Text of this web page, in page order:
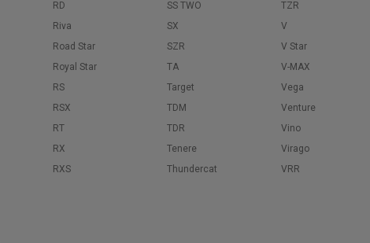
RD
Riva
Road Star
Royal Star
RS
RSX
RT
RX
RXS
SS TWO
SX
SZR
TA
Target
TDM
TDR
Tenere
Thundercat
TZR
V
V Star
V-MAX
Vega
Venture
Vino
Virago
VRR